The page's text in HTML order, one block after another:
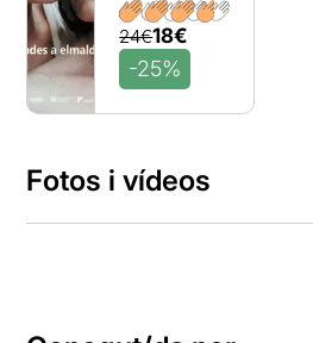
24€18€
-25%
Fotos i vídeos